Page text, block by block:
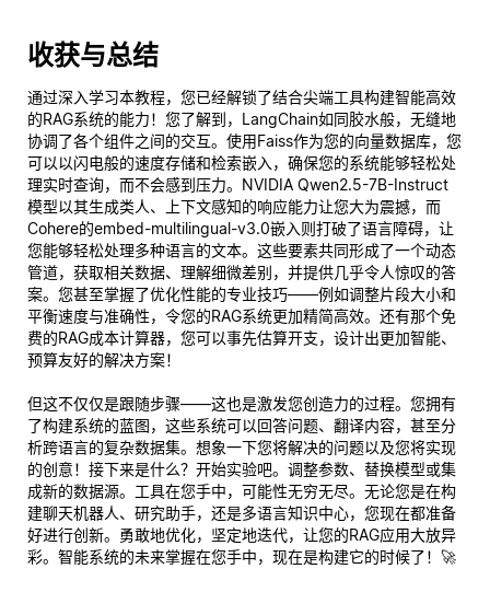
收获与总结
通过深入学习本教程，您已经解锁了结合尖端工具构建智能高效
的RAG系统的能力！您了解到，LangChain如同胶水般，无缝地
协调了各个组件之间的交互。使用Faiss作为您的向量数据库，您
可以以闪电般的速度存储和检索嵌入，确保您的系统能够轻松处
理实时查询，而不会感到压力。NVIDIA Qwen2.5-7B-Instruct
模型以其生成类人、上下文感知的响应能力让您大为震撼，而
Cohere的embed-multilingual-v3.0嵌入则打破了语言障碍，让
您能够轻松处理多种语言的文本。这些要素共同形成了一个动态
管道，获取相关数据、理解细微差别，并提供几乎令人惊叹的答
案。您甚至掌握了优化性能的专业技巧——例如调整片段大小和
平衡速度与准确性，令您的RAG系统更加精简高效。还有那个免
费的RAG成本计算器，您可以事先估算开支，设计出更加智能、
预算友好的解决方案！
但这不仅仅是跟随步骤——这也是激发您创造力的过程。您拥有
了构建系统的蓝图，这些系统可以回答问题、翻译内容，甚至分
析跨语言的复杂数据集。想象一下您将解决的问题以及您将实现
的创意！接下来是什么？开始实验吧。调整参数、替换模型或集
成新的数据源。工具在您手中，可能性无穷无尽。无论您是在构
建聊天机器人、研究助手，还是多语言知识中心，您现在都准备
好进行创新。勇敢地优化，坚定地迭代，让您的RAG应用大放异
彩。智能系统的未来掌握在您手中，现在是构建它的时候了！🚀